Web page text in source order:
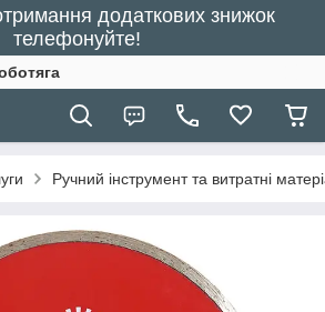
додаткових знижок
телефонуйте!
Ручний інструмент та витратні